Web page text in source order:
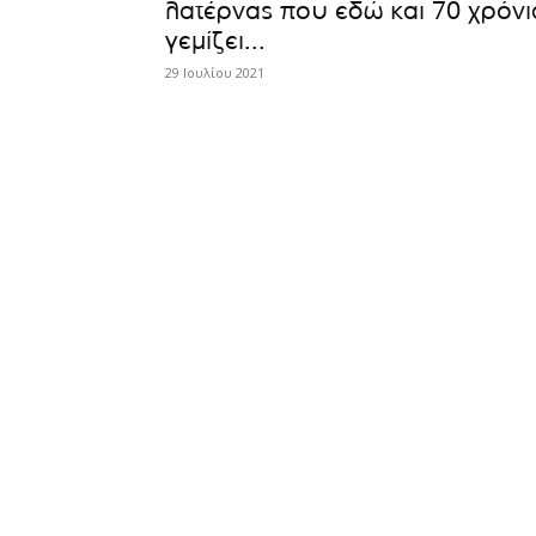
λατέρνας που εδώ και 70
γεμίζει...
29 Ιουλίου 2021